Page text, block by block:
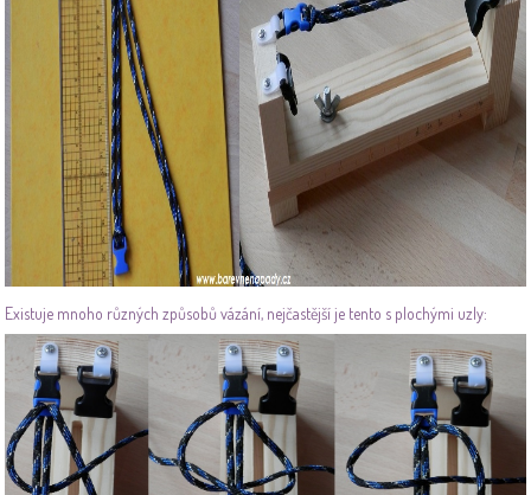
Existuje mnoho různých způsobů vázání, nejčastější je tento s plochými uzly: